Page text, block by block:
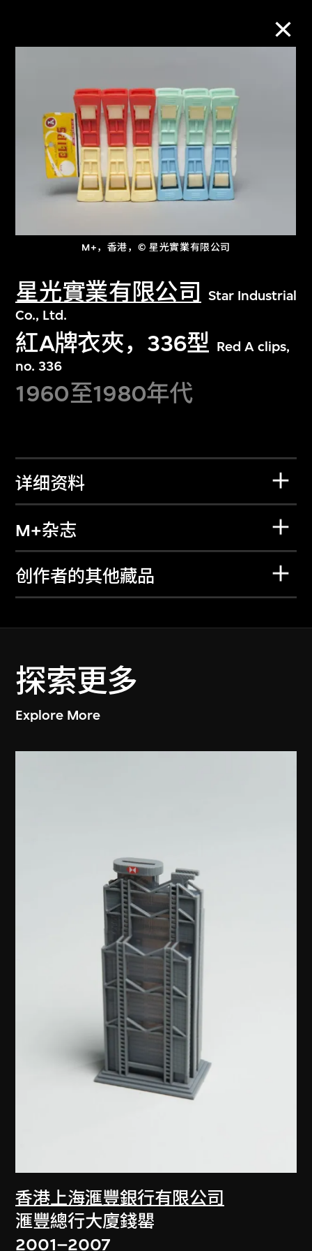
M+，香港，© 星光實業有限公司
星光實業有限公司
Star Industrial
Co., Ltd.
紅A牌衣夾，336型 Red A clips,
no. 336
1960至1980年代
详细资料
M+杂志
创作者的其他藏品
探索更多
Explore More
香港上海滙豐銀行有限公司
滙豐總行大廈錢罌
2001–2007
进一步筛选
文化藏品。